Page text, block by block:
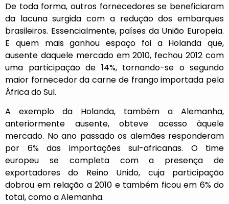
De toda forma, outros fornecedores se beneficiaram
da lacuna surgida com a redução dos embarques
brasileiros. Essencialmente, países da União Europeia.
E quem mais ganhou espaço foi a Holanda que,
ausente daquele mercado em 2010, fechou 2012 com
uma participação de 14%, tornando-se o segundo
maior fornecedor da carne de frango importada pela
África do Sul.
A exemplo da Holanda, também a Alemanha,
anteriormente ausente, obteve acesso àquele
mercado. No ano passado os alemães responderam
por 6% das importações sul-africanas. O time
europeu se completa com a presença de
exportadores do Reino Unido, cuja participação
dobrou em relação a 2010 e também ficou em 6% do
total, como a Alemanha.